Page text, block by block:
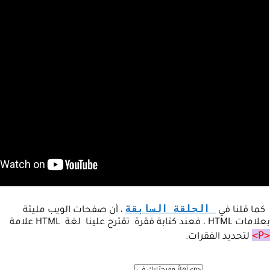
كما قلنا في الحلقة السابقة ، أن صفحات الويب مليئة
بعلامات HTML ، فعند كتابة فقرة تقترح علينا لغة HTML علامة
<P> لتحديد الفقرات.